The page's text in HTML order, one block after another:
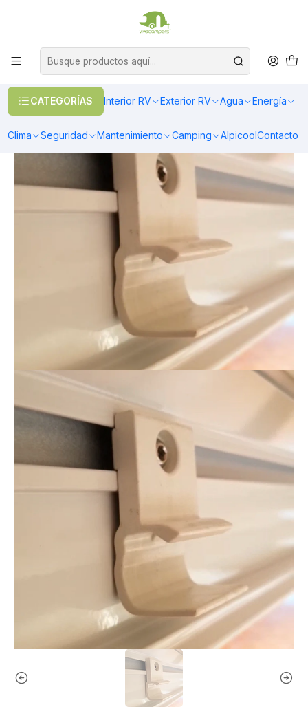
CATEGORÍAS Interior RV Exterior RV Agua Energía
Clima Seguridad Mantenimiento Camping AlpicoolContacto
OFERTAS EN CALEFACCIÓN DIESEL
Repuesto toldo lateral sujetador pata de apoyo blanco